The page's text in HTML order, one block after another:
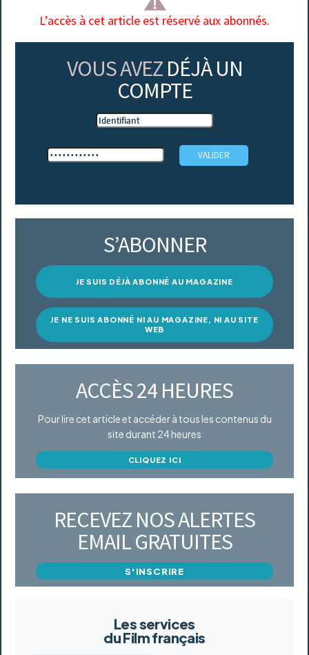
L’accès à cet article est réservé aux abonnés.
VOUS AVEZ DÉJÀ UN
COMPTE
S’ABONNER
JE SUIS DÉJÀ ABONNÉ AU MAGAZINE
JE NE SUIS ABONNÉ NI AU MAGAZINE, NI AU SITE
WEB
ACCÈS 24 HEURES
Pour lire cet article et accéder à tous les contenus du
site durant 24 heures
CLIQUEZ ICI
RECEVEZ NOS ALERTES
EMAIL GRATUITES
S'INSCRIRE
Les services
du Film français